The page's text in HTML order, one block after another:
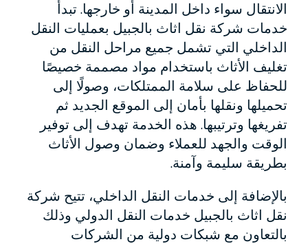
الانتقال سواء داخل المدينة أو خارجها. تبدأ
خدمات شركة نقل اثاث بالجبيل بعمليات النقل
الداخلي التي تشمل جميع مراحل النقل من
تغليف الأثاث باستخدام مواد مصممة خصيصًا
للحفاظ على سلامة الممتلكات، وصولًا إلى
تحميلها ونقلها بأمان إلى الموقع الجديد ثم
تفريغها وترتيبها. هذه الخدمة تهدف إلى توفير
الوقت والجهد للعملاء وضمان وصول الأثاث
بطريقة سليمة وآمنة.
بالإضافة إلى خدمات النقل الداخلي، تتيح شركة
نقل اثاث بالجبيل خدمات النقل الدولي وذلك
بالتعاون مع شبكات دولية من الشركات